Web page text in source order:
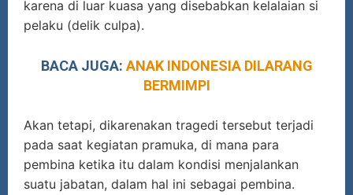
karena di luar kuasa yang disebabkan kelalaian si
pelaku (delik culpa).
BACA JUGA: ANAK INDONESIA DILARANG
BERMIMPI
Akan tetapi, dikarenakan tragedi tersebut terjadi
pada saat kegiatan pramuka, di mana para
pembina ketika itu dalam kondisi menjalankan
suatu jabatan, dalam hal ini sebagai pembina.